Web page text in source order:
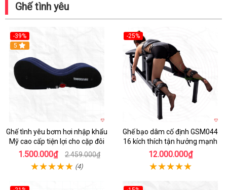
Ghế tình yêu
-39%
Hot
5
Ghế tình yêu bơm hơi nhập khẩu
Mỹ cao cấp tiện lợi cho cặp đôi
1.500.000₫ 2.459.000₫
(4)
-25%
Ghế bạo dâm cố định GSM044
16 kích thích tận hưởng mạnh
12.000.000₫